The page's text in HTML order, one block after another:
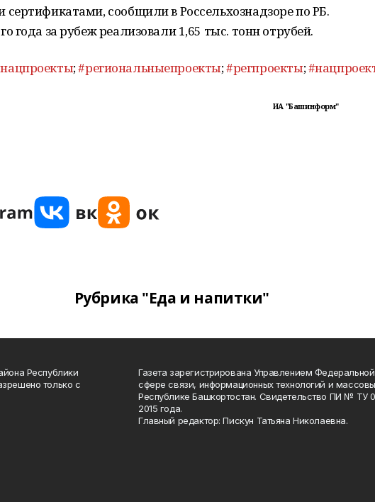
сообщили в Россельхознадзоре по РБ.
года за рубеж реализовали 1,65 тыс. тонн отрубей.
;#региональныепроекты;#регпроекты;
ИА "Башинформ"
Рубрика "Еда и напитки"
Республики
только с
Газета зарегистрирована Управлением
сфере связи, информационных технологий и
Республике Башкортостан. Свидетельство ПИ № ТУ
2015 года.
Главный редактор: Пискун Татьяна Николаевна.